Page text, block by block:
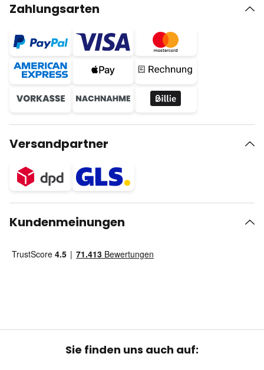
Zahlungsarten
Versandpartner
Kundenmeinungen
Sie finden uns auch auf: